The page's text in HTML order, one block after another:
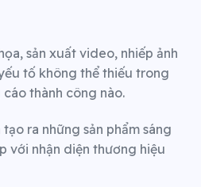
sản xuất video, nhiếp ảnh
tố không thể thiếu trong
thành công nào.
ra những sản phẩm sáng
với nhận diện thương hiệu